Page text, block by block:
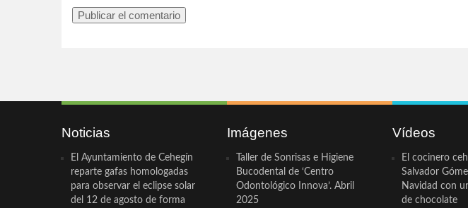
Noticias
El Ayuntamiento de Cehegín
reparte gafas homologadas
para observar el eclipse solar
del 12 de agosto de forma
Imágenes
Taller de Sonrisas e Higiene
Bucodental de ‘Centro
Odontológico Innova’. Abril
2025
Vídeos
El cocinero
Salvador
Navidad con
de chocolate